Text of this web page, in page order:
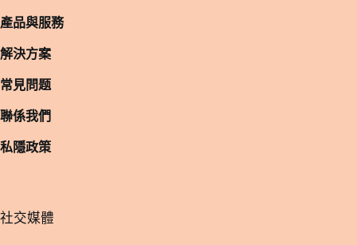
產品與服務
解決方案
常見問题
聯係我們
私隱政策
​社交媒體